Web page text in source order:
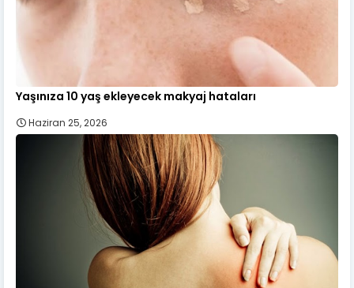
Yaşınıza 10 yaş ekleyecek makyaj hataları
Haziran 25, 2026